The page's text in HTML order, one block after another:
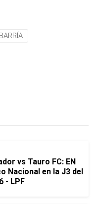
vs Tauro FC: EN
Nacional en la J3 del
- LPF